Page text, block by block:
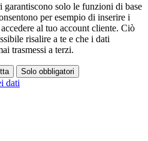
garantiscono solo le funzioni di base
per esempio di inserire i
al tuo account cliente. Ciò
risalire a te e che i dati
trasmessi a terzi.
Solo obbligatori
dati